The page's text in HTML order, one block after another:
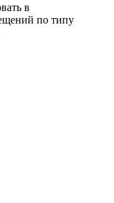
в
по типу